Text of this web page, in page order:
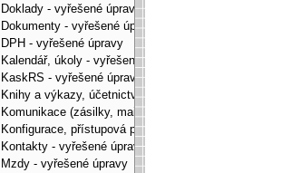
Doklady - vyřešené úpravy
Dokumenty - vyřešené úpravy
DPH - vyřešené úpravy
Kalendář, úkoly - vyřešené úpravy
KaskRS - vyřešené úpravy
Knihy a výkazy, účetnictví - vyřešené úpravy
Komunikace (zásilky, mail-systém, ...) - vyřešené úpravy
Konfigurace, přístupová práva, ... - vyřešené úpravy
Kontakty - vyřešené úpravy
Mzdy - vyřešené úpravy